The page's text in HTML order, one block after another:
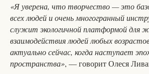
«Я уверена, что творчество — это
всех людей и очень многогранный
служит экологичной платформой для
взаимодействия людей любых
актуально сейчас, когда наступает
пространства», — говорит Олеся